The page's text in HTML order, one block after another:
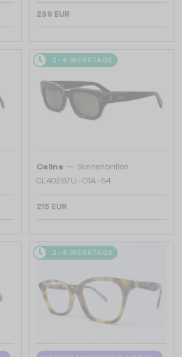
239 EUR
2-4 WERKTAGE
Celine — Sonnenbrillen
CL40267U - 01A - 54
215 EUR
2-4 WERKTAGE